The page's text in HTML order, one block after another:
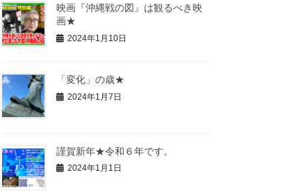
映画『沖縄戦の図』は観るべき映
画★
2024年1月10日
「変化」の歳★
2024年1月7日
謹賀新年★令和６年です。
2024年1月1日